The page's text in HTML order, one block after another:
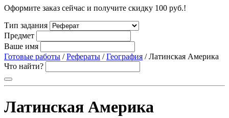
Оформите заказ сейчас и получите скидку 100 руб.!
Тип задания
Предмет
Ваше имя
Готовые работы /Рефераты /География / Латинская Америка
Что найти?
Латинская Америка